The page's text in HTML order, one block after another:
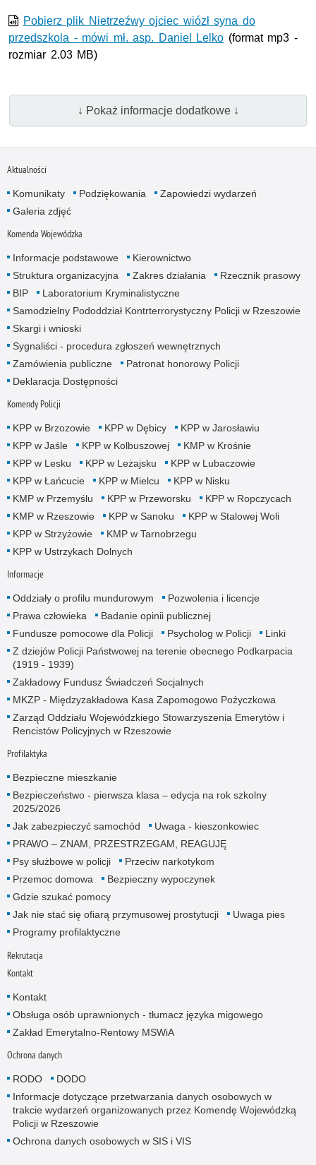
wideo
Pobierz plik Nietrzeźwy ojciec wiózł syna do
przedszkola - mówi mł. asp. Daniel Lelko (format mp3 -
rozmiar 2.03 MB)
↓ Pokaż informacje dodatkowe ↓
Aktualności
Komunikaty Podziękowania
Zapowiedzi wydarzeń
Galeria zdjęć
Komenda Wojewódzka
Informacje podstawowe
Kierownictwo
Struktura organizacyjna
Zakres działania
Rzecznik prasowy
BIP
Laboratorium Kryminalistyczne
Samodzielny Pododdział Kontrterrorystyczny Policji w Rzeszowie
Skargi i wnioski
Sygnaliści - procedura zgłoszeń wewnętrznych
Zamówienia publiczne
Patronat honorowy Policji
Deklaracja Dostępności
Komendy Policji
KPP w Brzozowie KPP w Dębicy
KPP w Jarosławiu
KPP w Jaśle
KPP w Kolbuszowej
KMP w Krośnie
KPP w Lesku
KPP w Leżajsku
KPP w Lubaczowie
KPP w Łańcucie
KPP w Mielcu
KPP w Nisku
KMP w Przemyślu
KPP w Przeworsku
KPP w Ropczycach
KMP w Rzeszowie
KPP w Sanoku
KPP w Stalowej Woli
KPP w Strzyżowie
KMP w Tarnobrzegu
KPP w Ustrzykach Dolnych
Informacje
Oddziały o profilu mundurowym
Pozwolenia i licencje
Prawa człowieka
Badanie opinii publicznej
Fundusze pomocowe dla Policji
Psycholog w Policji
Linki
Z dziejów Policji Państwowej na terenie obecnego Podkarpacia
(1919 - 1939)
Zakładowy Fundusz Świadczeń Socjalnych
MKZP - Międzyzakładowa Kasa Zapomogowo Pożyczkowa
Zarząd Oddziału Wojewódzkiego Stowarzyszenia Emerytów i
Rencistów Policyjnych w Rzeszowie
Profilaktyka
Bezpieczne mieszkanie
Bezpieczeństwo - pierwsza klasa – edycja na rok szkolny
2025/2026
Jak zabezpieczyć samochód
Uwaga - kieszonkowiec
PRAWO – ZNAM, PRZESTRZEGAM, REAGUJĘ
Psy służbowe w policji
Przeciw narkotykom
Przemoc domowa
Bezpieczny wypoczynek
Gdzie szukać pomocy
Jak nie stać się ofiarą przymusowej prostytucji
Uwaga pies
Programy profilaktyczne
Rekrutacja
Kontakt
Kontakt
Obsługa osób uprawnionych - tłumacz języka migowego
Zakład Emerytalno-Rentowy MSWiA
Ochrona danych
RODO
DODO
Informacje dotyczące przetwarzania danych osobowych w
trakcie wydarzeń organizowanych przez Komendę Wojewódzką
Policji w Rzeszowie
Ochrona danych osobowych w SIS i VIS